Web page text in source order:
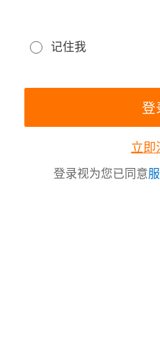
记住我
立即
登录视为您已同意